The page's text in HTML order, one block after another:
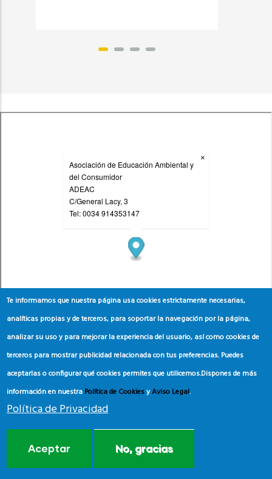
Te informamos que nuestra página usa cookies estrictamente necesarias,
analíticas propias y de terceros, para soportar la navegación por la página,
analizar su uso y para mejorar la experiencia del usuario, así como cookies de
terceros para mostrar publicidad relacionada con tus preferencias. Puedes
aceptarlas o configurar qué cookies permites que utilicemos.Dispones de más
información en nuestra Política de CookiesyAviso Legal.
Política de Privacidad
Aceptar No, gracias